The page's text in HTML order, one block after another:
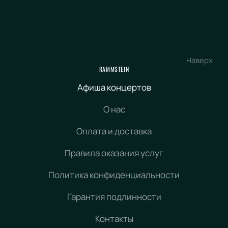
Наверх
RAMMSTEIN
Афиша концертов
О нас
Оплата и доставка
Правила оказания услуг
Политика конфиденциальности
Гарантия подлинности
Контакты